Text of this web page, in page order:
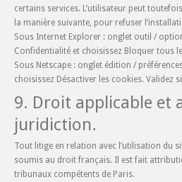
certains services. L’utilisateur peut
la manière suivante, pour refuser
Sous Internet Explorer : onglet outil /
Confidentialité et choisissez Bloquer tous
Sous Netscape : onglet édition /
choisissez Désactiver les cookies. Validez
9. Droit applicable et
juridiction.
Tout litige en relation avec l’utilisation du
soumis au droit français. Il est fait
tribunaux compétents de Paris.